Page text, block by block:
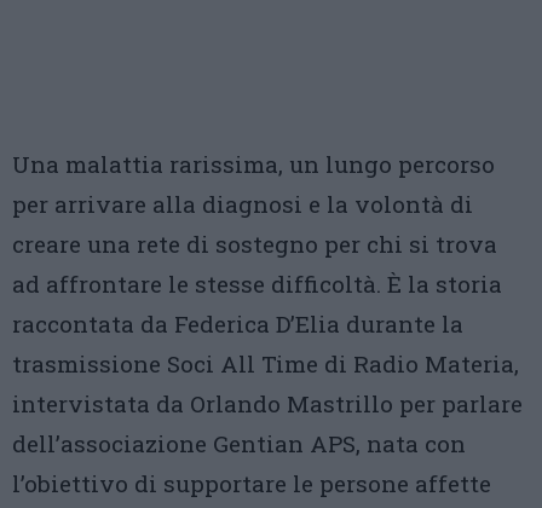
Una malattia rarissima, un lungo percorso
per arrivare alla diagnosi e la volontà di
creare una rete di sostegno per chi si trova
ad affrontare le stesse difficoltà. È la storia
raccontata da Federica D’Elia durante la
trasmissione Soci All Time di Radio Materia,
intervistata da Orlando Mastrillo per parlare
dell’associazione Gentian APS, nata con
l’obiettivo di supportare le persone affette